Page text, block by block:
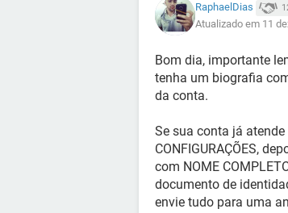
RaphaelDias
Atualizado em 11
Bom dia, importante
tenha um biografia
da conta.
Se sua conta já
CONFIGURAÇÕES,
com NOME
documento de
envie tudo para uma